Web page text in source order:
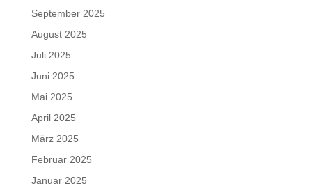
September 2025
August 2025
Juli 2025
Juni 2025
Mai 2025
April 2025
März 2025
Februar 2025
Januar 2025